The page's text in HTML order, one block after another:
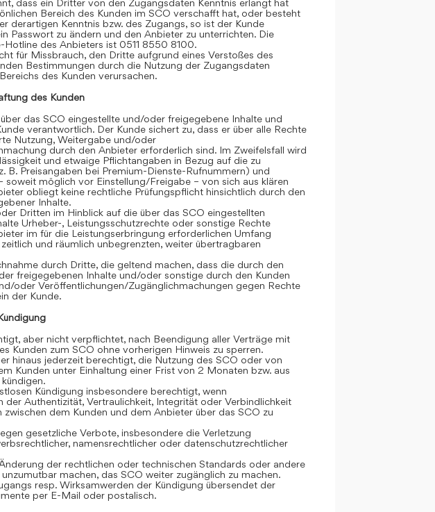
dass ein Dritter von den Zugangsdaten Kenntnis erlangt hat
Bereich des Kunden im SCO verschafft hat, oder besteht
derartigen Kenntnis bzw. des Zugangs, so ist der Kunde
Passwort zu ändern und den Anbieter zu unterrichten. Die
des Anbieters ist 0511 8550 8100.
für Missbrauch, den Dritte aufgrund eines Verstoßes des
Bestimmungen durch die Nutzung der Zugangsdaten
des Kunden verursachen.
des Kunden
das SCO eingestellte und/oder freigegebene Inhalte und
verantwortlich. Der Kunde sichert zu, dass er über alle Rechte
Nutzung, Weitergabe und/oder
durch den Anbieter erforderlich sind. Im Zweifelsfall wird
und etwaige Pflichtangaben in Bezug auf die zu
B. Preisangaben bei Premium-Dienste-Rufnummern) und
soweit möglich vor Einstellung/Freigabe – von sich aus klären
obliegt keine rechtliche Prüfungspflicht hinsichtlich durch den
Inhalte.
Dritten im Hinblick auf die über das SCO eingestellten
Urheber-, Leistungsschutzrechte oder sonstige Rechte
im für die Leistungserbringung erforderlichen Umfang
und räumlich unbegrenzten, weiter übertragbaren
durch Dritte, die geltend machen, dass die durch den
freigegebenen Inhalte und/oder sonstige durch den Kunden
oder Veröffentlichungen/Zugänglichmachungen gegen Rechte
der Kunde.
aber nicht verpflichtet, nach Beendigung aller Verträge mit
Kunden zum SCO ohne vorherigen Hinweis zu sperren.
hinaus jederzeit berechtigt, die Nutzung des SCO oder von
Kunden unter Einhaltung einer Frist von 2 Monaten bzw. aus
Kündigung insbesondere berechtigt, wenn
Authentizität, Vertraulichkeit, Integrität oder Verbindlichkeit
dem Kunden und dem Anbieter über das SCO zu
gesetzliche Verbote, insbesondere die Verletzung
namensrechtlicher oder datenschutzrechtlicher
der rechtlichen oder technischen Standards oder andere
machen, das SCO weiter zugänglich zu machen.
resp. Wirksamwerden der Kündigung übersendet der
per E-Mail oder postalisch.